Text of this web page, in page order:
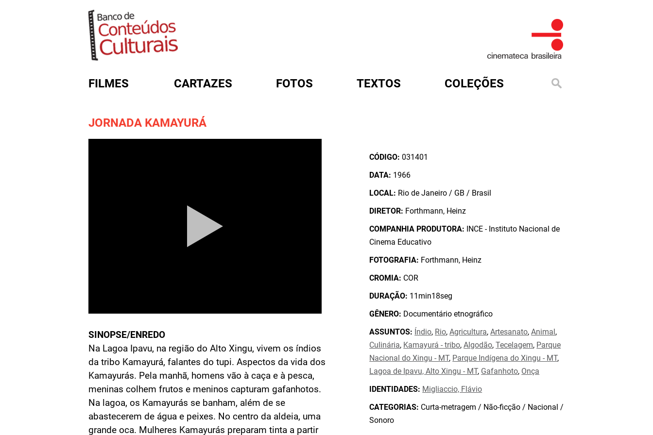
FILMES CARTAZES FOTOS TEXTOS COLEÇÕES
JORNADA KAMAYURÁ
SINOPSE/ENREDO
Na Lagoa Ipavu, na região do Alto Xingu, vivem os índios
da tribo Kamayurá, falantes do tupi. Aspectos da vida dos
Kamayurás. Pela manhã, homens vão à caça e à pesca,
meninas colhem frutos e meninos capturam gafanhotos.
Na lagoa, os Kamayurás se banham, além de se
abastecerem de água e peixes. No centro da aldeia, uma
grande oca. Mulheres Kamayurás preparam tinta a partir
CÓDIGO: 031401
DATA: 1966
LOCAL: Rio de Janeiro / GB / Brasil
DIRETOR: Forthmann, Heinz
COMPANHIA PRODUTORA: INCE - Instituto Nacional de
Cinema Educativo
FOTOGRAFIA: Forthmann, Heinz
CROMIA: COR
DURAÇÃO: 11min18seg
GÊNERO: Documentário etnográfico
ASSUNTOS: Índio, Rio,Agricultura,Artesanato,Animal,
Culinária, Kamayurá - tribo,Algodão,Tecelagem, Parque
Nacional do Xingu - MT, Parque Indígena do Xingu - MT,
Lagoa de Ipavu, Alto Xingu - MT, Gafanhoto, Onça
IDENTIDADES: Migliaccio, Flávio
CATEGORIAS: Curta-metragem / Não-ficção / Nacional /
Sonoro